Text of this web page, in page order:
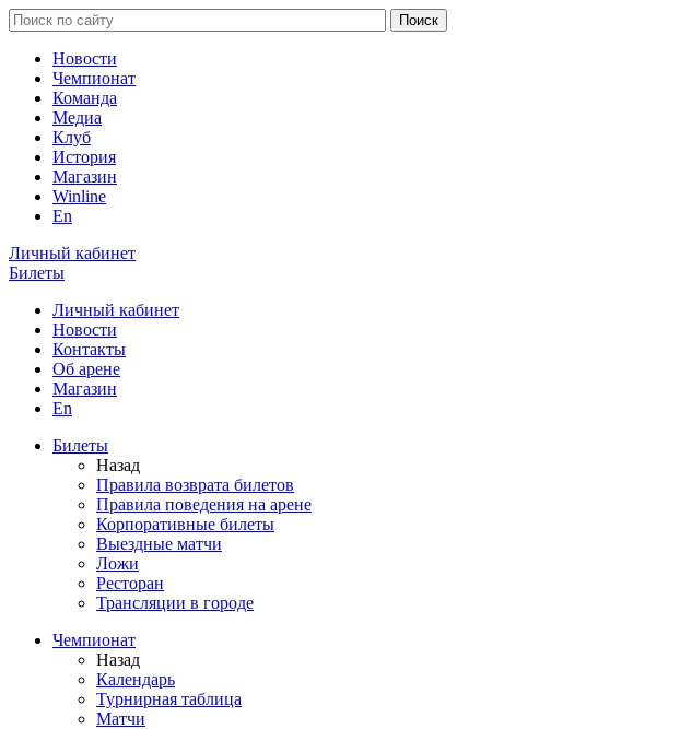
Новости
Чемпионат
Команда
Медиа
Клуб
История
Магазин
Winline
En
Личный кабинет
Билеты
Личный кабинет
Новости
Контакты
Об арене
Магазин
En
Билеты
Назад
Правила возврата билетов
Правила поведения на арене
Корпоративные билеты
Выездные матчи
Ложи
Ресторан
Трансляции в городе
Чемпионат
Назад
Календарь
Турнирная таблица
Матчи